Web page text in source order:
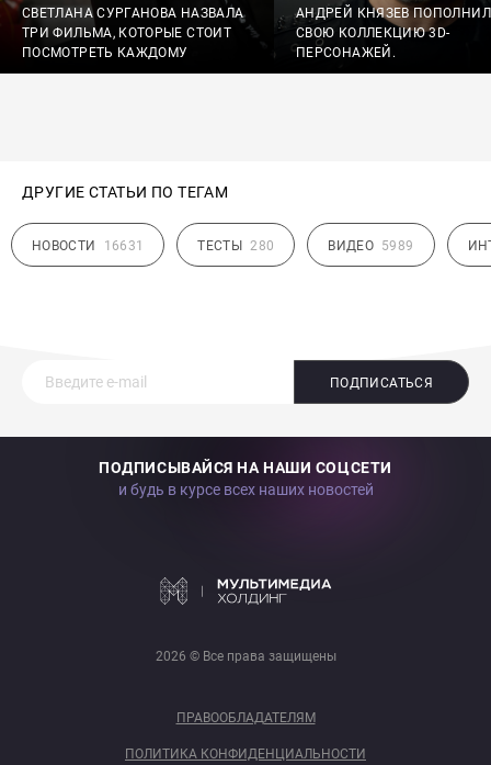
СВЕТЛАНА СУРГАНОВА НАЗВАЛА
ТРИ ФИЛЬМА, КОТОРЫЕ СТОИТ
ПОСМОТРЕТЬ КАЖДОМУ
АНДРЕЙ КНЯЗЕВ ПОПОЛНИЛ
СВОЮ КОЛЛЕКЦИЮ 3D-
ПЕРСОНАЖЕЙ.
ДРУГИЕ СТАТЬИ ПО ТЕГАМ
НОВОСТИ 16631 ТЕСТЫ 280 ВИДЕО 5989
ПОДПИСАТЬСЯ
ПОДПИСЫВАЙСЯ НА НАШИ СОЦСЕТИ
и будь в курсе всех наших новостей
2026 © Все права защищены
ПРАВООБЛАДАТЕЛЯМ
ПОЛИТИКА КОНФИДЕНЦИАЛЬНОСТИ